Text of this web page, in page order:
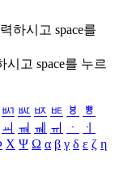
하시고 space를
시고 space를 누르
ㅴ ㅵ ㅶ ㅷ ㅸ
ㅹ
ㆉ ㆊ ㆋ ㆌ ㆍ
ㆎ
Χ Ψ Ω α β γ δ ε ζ η